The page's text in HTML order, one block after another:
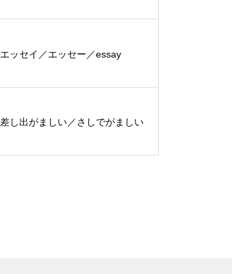
エッセイ／エッセー／essay
差し出がましい／さしでがましい